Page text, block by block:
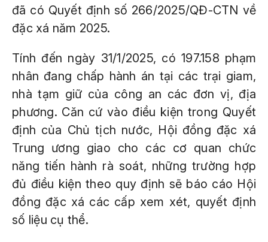
đã có Quyết định số 266/2025/QĐ-CTN về
đặc xá năm 2025.
Tính đến ngày 31/1/2025, có 197.158 phạm
nhân đang chấp hành án tại các trại giam,
nhà tạm giữ của công an các đơn vị, địa
phương. Căn cứ vào điều kiện trong Quyết
định của Chủ tịch nước, Hội đồng đặc xá
Trung ương giao cho các cơ quan chức
năng tiến hành rà soát, những trường hợp
đủ điều kiện theo quy định sẽ báo cáo Hội
đồng đặc xá các cấp xem xét, quyết định
số liệu cụ thể.